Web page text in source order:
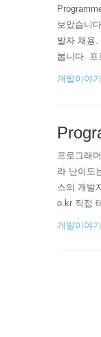
보았습니
발자 채용
봅니다. 프
프로필을
개발이야
프로그래
라 난이도
스의 개발
o.kr 직접
LE IF
개발이야